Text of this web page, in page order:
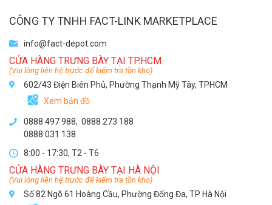
CÔNG TY TNHH FACT-LINK MARKETPLACE
info@fact-depot.com
CỬA HÀNG TRƯNG BÀY TẠI TP.HCM
(Vui lòng liên hệ trước để kiểm tra tồn kho)
602/43 Điện Biên Phủ, Phường Thạnh Mỹ Tây, TPHCM
Xem bản đồ
0888 497 988, 0888 273 188
0888 031 138
8:00 - 17:30, T2 - T6
CỬA HÀNG TRƯNG BÀY TẠI HÀ NỘI
(Vui lòng liên hệ trước để kiểm tra tồn kho)
Số 82 Ngõ 61 Hoàng Cầu, Phường Đống Đa, TP Hà Nội